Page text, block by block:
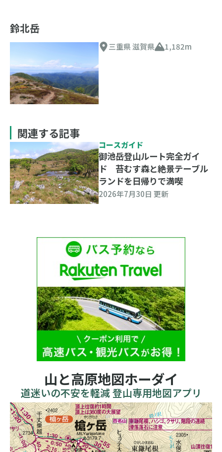
鈴北岳
三重県 滋賀県 1,182m
関連する記事
コースガイド
御池岳登山ルート完全ガイ
ド 苔むす森と絶景テーブル
ランドを日帰りで満喫
2026年7月30日 更新
山と高原地図ホーダイ
道迷いの不安を軽減 登山専用地図アプリ